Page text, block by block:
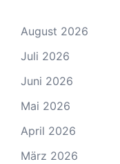
August 2026
Juli 2026
Juni 2026
Mai 2026
April 2026
März 2026